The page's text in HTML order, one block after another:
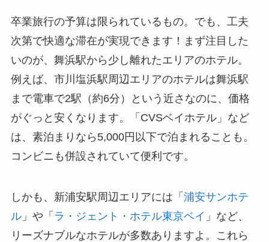
卒業旅行の予算は限られているもの。でも、工夫
次第で快適な滞在が実現できます！まず注目した
いのが、舞浜駅から少し離れたエリアのホテル。
例えば、市川塩浜駅周辺エリアのホテルは舞浜駅
まで電車で2駅（約6分）という近さなのに、価格
がぐっと安くなります。「CVSベイホテル」など
は、素泊まりなら5,000円以下で泊まれることも。
コンビニも併設されていて便利です。
しかも、新浦安駅周辺エリアには「 浦安サンホテ
ル」や「 ラ・ジェント・ホテル東京ベイ 」など、
リーズナブルなホテルが多数ありますよ。これら